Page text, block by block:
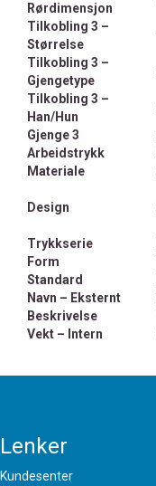
Rørdimensjon
Tilkobling 3 –
Størrelse
Tilkobling 3 –
Gjengetype
Tilkobling 3 –
Han/Hun
Gjenge 3
Arbeidstrykk
Materiale
Design
Trykkserie
Form
Standard
Navn – Eksternt
Beskrivelse
Vekt – Intern
Lenker
Kundesenter